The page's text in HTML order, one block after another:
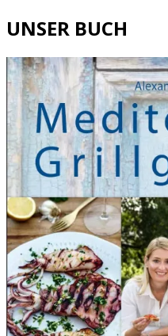
UNSER BUCH